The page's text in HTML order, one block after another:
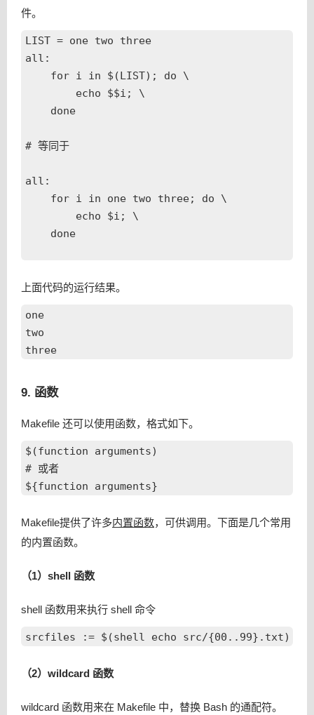
件。
LIST = one two three
all:
    for i in $(LIST); do \
        echo $$i; \
    done
# 等同于
all:
    for i in one two three; do \
        echo $i; \
    done
上面代码的运行结果。
one
two
9. 函数
Makefile 还可以使用函数，格式如下。
$(function arguments)
# 或者
Makefile提供了许多内置函数，可供调用。下面是几个常用
的内置函数。
（1）shell 函数
shell 函数用来执行 shell 命令
（2）wildcard 函数
wildcard 函数用来在 Makefile 中，替换 Bash 的通配符。